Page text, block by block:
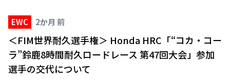
EWC 2か月 前
＜FIM世界耐久選手権＞ Honda HRC「“コカ・コー
ラ”鈴鹿8時間耐久ロードレース 第47回大会」参加
選手の交代について